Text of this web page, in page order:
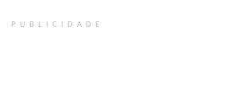
PUBLICIDADE